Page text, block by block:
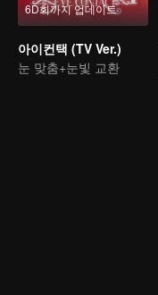
6D회까지 업데이트
아이컨택 (TV Ver.)
눈 맞춤+눈빛 교환